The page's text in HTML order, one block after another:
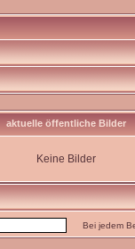
aktuelle öffentliche Bilder
Keine Bilder
Bei jedem